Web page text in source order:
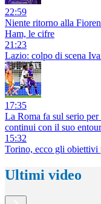
22:59
Niente ritorno alla
Ham, le cifre
21:23
Lazio: colpo di scena
17:35
La Roma fa sul serio
continui con il suo
15:32
Torino, ecco gli obiettivi
Ultimi video